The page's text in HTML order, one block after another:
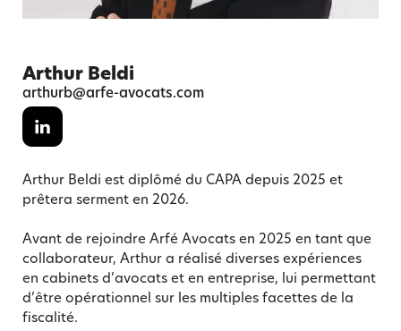
Arthur Beldi
arthurb@arfe-avocats.com
Arthur Beldi est diplômé du CAPA depuis 2025 et
prêtera serment en 2026.
Avant de rejoindre Arfé Avocats en 2025 en tant que
collaborateur, Arthur a réalisé diverses expériences
en cabinets d’avocats et en entreprise, lui permettant
d’être opérationnel sur les multiples facettes de la
fiscalité.